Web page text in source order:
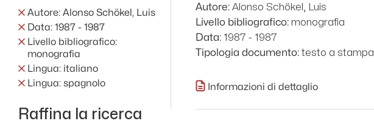
Autore: Alonso Schökel, Luis
Data: 1987 - 1987
Livello bibliografico:
monografia
Lingua: italiano
Lingua: spagnolo
Raffina la ricerca
Autore: Alonso Schökel, Luis
Livello bibliografico: monografia
Data: 1987 - 1987
Tipologia documento: testo a stampa
Informazioni di dettaglio